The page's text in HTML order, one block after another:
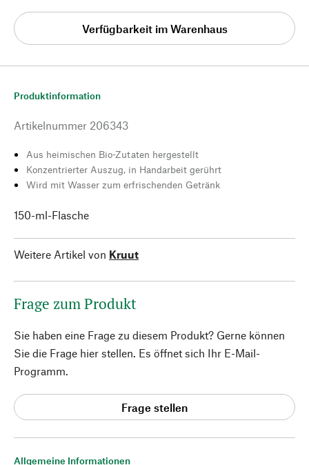
Verfügbarkeit im Warenhaus
Allgemeine Informationen
Produktinformation
Artikelnummer 206343
Aus heimischen Bio-Zutaten hergestellt
Konzentrierter Auszug, in Handarbeit gerührt
Wird mit Wasser zum erfrischenden Getränk
150-ml-Flasche
Weitere Artikel von Kruut
Frage zum Produkt
Sie haben eine Frage zu diesem Produkt? Gerne können
Sie die Frage hier stellen. Es öffnet sich Ihr E-Mail-
Programm.
Frage stellen